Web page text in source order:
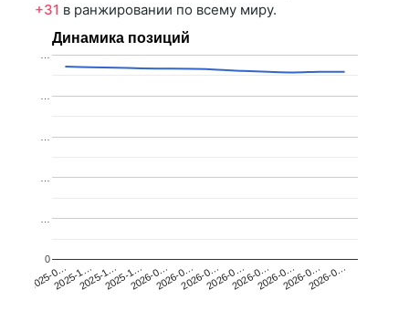
+31 в ранжировании по всему миру.
Динамика позиций
2025-0…2025-1…2025-1…2025-1…2026-0…2026-0…2026-0…2026-0…2026-0…2026-0…2026-0…2026-0…
0
…
…